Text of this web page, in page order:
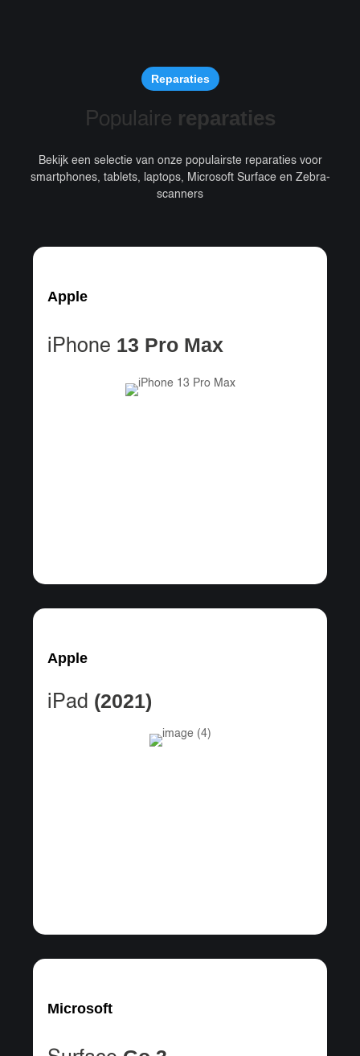
Reparaties
Populaire reparaties
Bekijk een selectie van onze populairste reparaties voor
smartphones, tablets, laptops, Microsoft Surface en Zebra-
scanners
Apple
iPhone 13 Pro Max
Apple
iPad (2021)
Microsoft